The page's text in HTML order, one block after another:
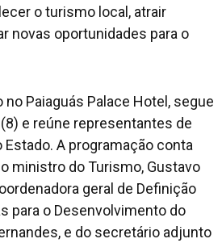
o turismo local, atrair
novas oportunidades para o
no Paiaguás Palace Hotel, segue
e reúne representantes de
A programação conta
ministro do Turismo, Gustavo
geral de Definição
para o Desenvolvimento do
e do secretário adjunto